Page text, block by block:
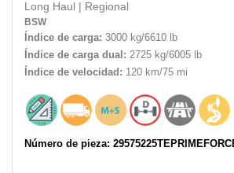
Long Haul
Regional
BSW
Índice de carga: 3000 kg/6610 lb
Índice de carga dual: 2725 kg/6005 lb
Índice de velocidad: 120 km/75 mi
Número de pieza: